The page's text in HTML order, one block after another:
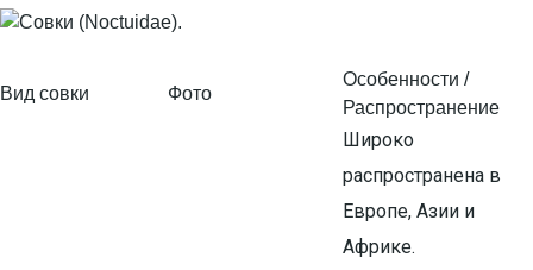
Вид совки Фото
Особенности /
Распространение
Широко
распространена в
Европе, Азии и
Африке.